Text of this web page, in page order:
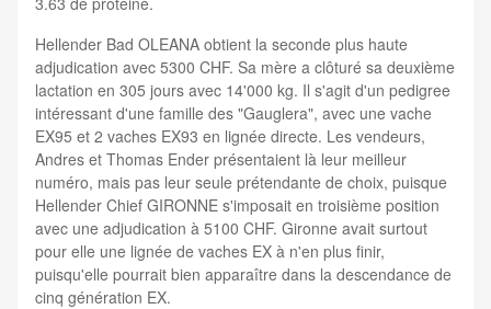
Hellender Bad OLEANA obtient la seconde plus haute
adjudication avec 5300 CHF. Sa mère a clôturé sa deuxième
lactation en 305 jours avec 14'000 kg. Il s'agit d'un pedigree
intéressant d'une famille des "Gauglera", avec une vache
EX95 et 2 vaches EX93 en lignée directe. Les vendeurs,
Andres et Thomas Ender présentaient là leur meilleur
numéro, mais pas leur seule prétendante de choix, puisque
Hellender Chief GIRONNE s'imposait en troisième position
avec une adjudication à 5100 CHF. Gironne avait surtout
pour elle une lignée de vaches EX à n'en plus finir,
puisqu'elle pourrait bien apparaître dans la descendance de
cinq génération EX.